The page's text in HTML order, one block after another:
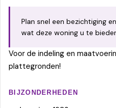
Plan snel een bezichtiging
wat deze woning u te
Voor de indeling en
plattegronden!
BIJZONDERHEDEN